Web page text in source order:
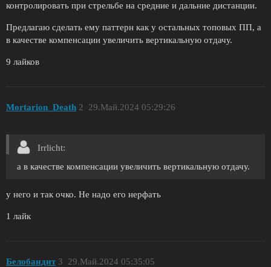
контролировать при стрельбе на средние и дальние дистанции.
Предлагаю сделать ему паттерн как у остальных топовых ПП, а
в качестве компенсации увеличить вертикальную отдачу.
9 лайков
Mortarion_Death 29.Май.2024 05:29:26
2
Irrliсht:
а в качестве компенсации увеличить вертикальную отдачу.
у него и так очко. Не надо его нерфать
1 лайк
Белобандит 29.Май.2024 05:35:05
3